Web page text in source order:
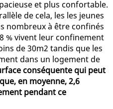
et plus confortable.
de cela, les les jeunes
nombreux à être confinés
% vivent leur confinement
de 30m2 tandis que les
dans un logement de
conséquente qui peut
en moyenne, 2,6
pendant ce